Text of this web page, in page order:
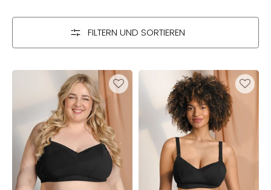
FILTERN UND SORTIEREN
Bralette
Still-
Cozymama